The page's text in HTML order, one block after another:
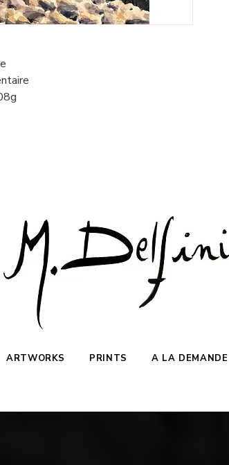
ARTWORKS PRINTS A LA DEMANDE